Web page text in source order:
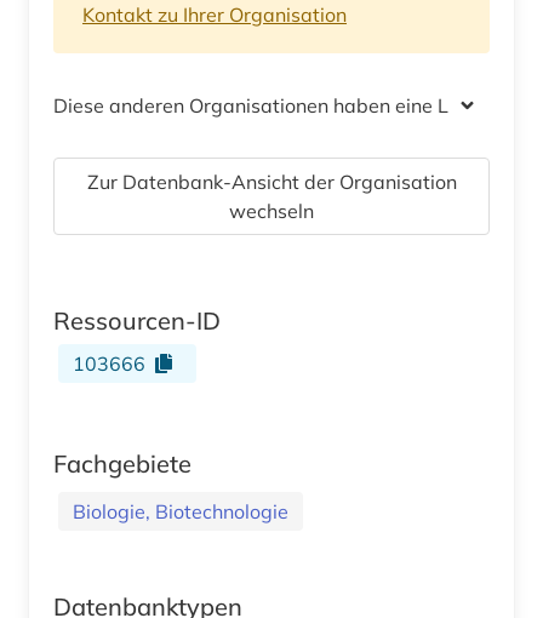
Kontakt zu Ihrer Organisation
Diese anderen Organisationen haben eine Lizenz
Zur Datenbank-Ansicht der Organisation
wechseln
Ressourcen-ID
103666
Fachgebiete
Biologie, Biotechnologie
Datenbanktypen